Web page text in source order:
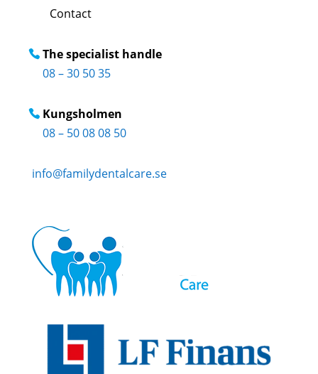
Contact
The specialist handle
08 – 30 50 35
Kungsholmen
08 – 50 08 08 50
info@familydentalcare.se